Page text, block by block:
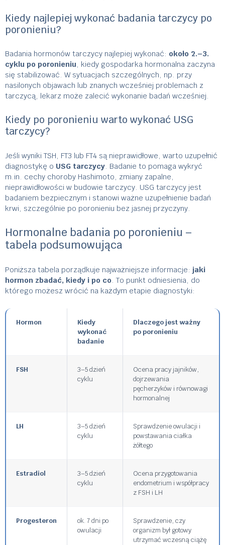
Kiedy najlepiej wykonać badania tarczycy po
poronieniu?
Badania hormonów tarczycy najlepiej wykonać: około 2.–3.
cyklu po poronieniu, kiedy gospodarka hormonalna zaczyna
się stabilizować. W sytuacjach szczególnych, np. przy
nasilonych objawach lub znanych wcześniej problemach z
tarczycą, lekarz może zalecić wykonanie badań wcześniej.
Kiedy po poronieniu warto wykonać USG
tarczycy?
Jeśli wyniki TSH, FT3 lub FT4 są nieprawidłowe, warto uzupełnić
diagnostykę o USG tarczycy. Badanie to pomaga wykryć
m.in. cechy choroby Hashimoto, zmiany zapalne,
nieprawidłowości w budowie tarczycy. USG tarczycy jest
badaniem bezpiecznym i stanowi ważne uzupełnienie badań
krwi, szczególnie po poronieniu bez jasnej przyczyny.
Hormonalne badania po poronieniu –
tabela podsumowująca
Poniższa tabela porządkuje najważniejsze informacje: jaki
hormon zbadać, kiedy i po co . To punkt odniesienia, do
którego możesz wrócić na każdym etapie diagnostyki:
Hormon
Kiedy
wykonać
badanie
Dlaczego jest ważny
po poronieniu
FSH
3–5 dzień
cyklu
Ocena pracy jajników,
dojrzewania
pęcherzyków i równowagi
hormonalnej
LH
3–5 dzień
cyklu
Sprawdzenie owulacji i
powstawania ciałka
żółtego
Estradiol
3–5 dzień
cyklu
Ocena przygotowania
endometrium i współpracy
z FSH i LH
Progesteron
ok. 7 dni po
owulacji
Sprawdzenie, czy
organizm był gotowy
utrzymać wczesną ciążę